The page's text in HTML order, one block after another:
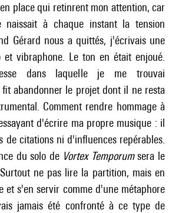
place qui retinrent mon attention, car
naissait à chaque instant la tension
Gérard nous a quittés, j'écrivais une
vibraphone. Le ton en était enjoué.
dans laquelle je me trouvai
abandonner le projet dont il ne resta
Comment rendre hommage à
d'écrire ma propre musique : il
de citations ni d'influences repérables.
du solo de Vortex Temporumsera le
ne pas lire la partition, mais en
et s'en servir comme d'une métaphore
jamais été confronté à ce type de